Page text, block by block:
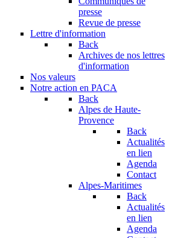
presse
Revue de presse
Lettre d'information
Back
Archives de nos lettres
d'information
Nos valeurs
Notre action en PACA
Back
Alpes de Haute-
Provence
Back
Actualités
en lien
Agenda
Contact
Alpes-Maritimes
Back
Actualités
en lien
Agenda